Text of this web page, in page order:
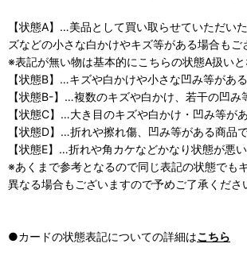
【状態A】…美品として買い取らせていただい
ズなどの小さな白かけやキズ等がある場合もご
※表記が無い物は基本的にこちらの状態A扱いと
【状態B】…キズや白かけや小さな凹み等がある
【状態B-】…複数のキズや白かけ、若干の凹み
【状態C】…大き目のキズや白かけ・凹み等が
【状態D】…折れや擦れ傷、凹み等がある商品で
【状態E】…折れや角カケなどかなり状態が悪い
※あくまで参考となるので同じ表記の状態でも
異なる場合もございますので予めご了承くださ
●カードの状態表記についての詳細はこちら